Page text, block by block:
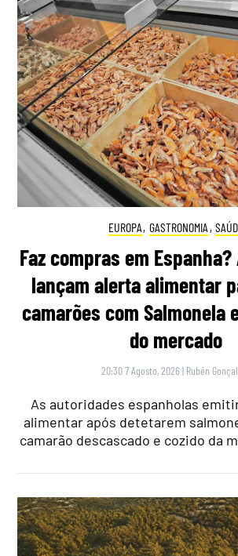
EUROPA, GASTRONOMIA ,
Faz compras em
lançam alerta alimentar
camarões com Salmonela
do mercado
20:30 7 Agosto, 2026 | Rubén
As autoridades espanholas
alimentar após detetarem
camarão descascado e cozido da